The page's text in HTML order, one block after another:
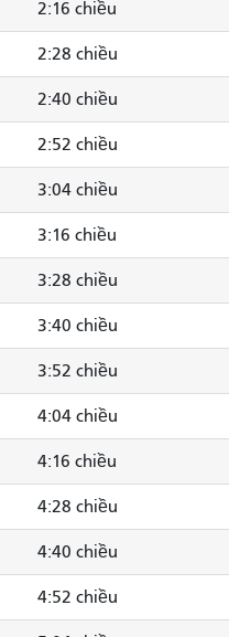
2:16 chiều
2:28 chiều
2:40 chiều
2:52 chiều
3:04 chiều
3:16 chiều
3:28 chiều
3:40 chiều
3:52 chiều
4:04 chiều
4:16 chiều
4:28 chiều
4:40 chiều
4:52 chiều